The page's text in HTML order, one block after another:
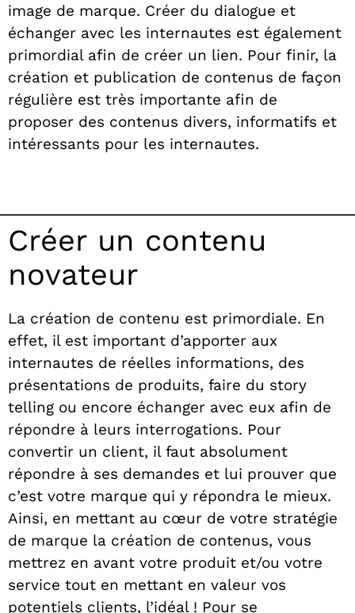
image de marque. Créer du dialogue et
échanger avec les internautes est également
primordial afin de créer un lien. Pour finir, la
création et publication de contenus de façon
régulière est très importante afin de
proposer des contenus divers, informatifs et
intéressants pour les internautes.
Créer un contenu
novateur
La création de contenu est primordiale. En
effet, il est important d’apporter aux
internautes de réelles informations, des
présentations de produits, faire du story
telling ou encore échanger avec eux afin de
répondre à leurs interrogations. Pour
convertir un client, il faut absolument
répondre à ses demandes et lui prouver que
c’est votre marque qui y répondra le mieux.
Ainsi, en mettant au cœur de votre stratégie
de marque la création de contenus, vous
mettrez en avant votre produit et/ou votre
service tout en mettant en valeur vos
potentiels clients, l’idéal ! Pour se